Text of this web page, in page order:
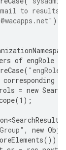
to results
);
of engRole
( "engRole"
corresponding
= new
(1 );
, new
())